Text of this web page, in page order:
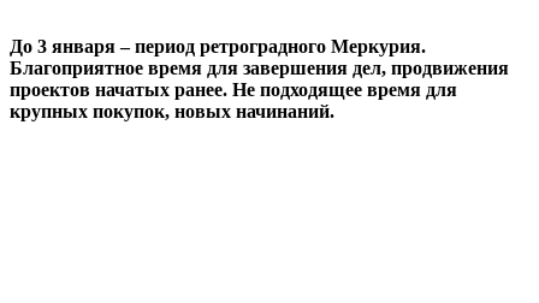
До 3 января – период ретроградного Меркурия.
Благоприятное время для завершения дел, продвижения
проектов начатых ранее. Не подходящее время для
крупных покупок, новых начинаний.